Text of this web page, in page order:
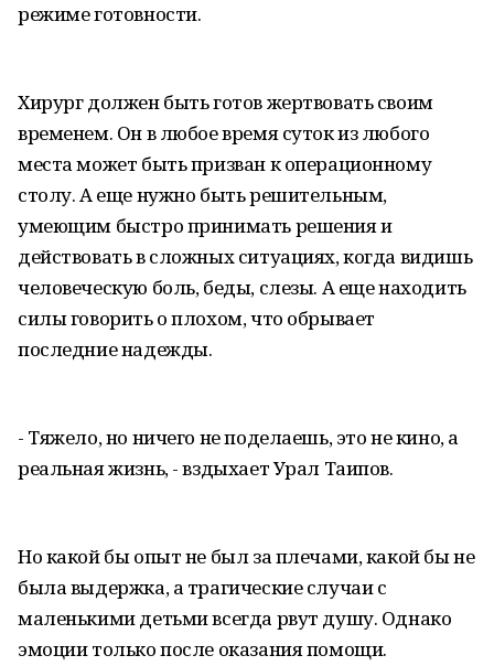
режиме готовности.
Хирург должен быть готов жертвовать своим
временем. Он в любое время суток из любого
места может быть призван к операционному
столу. А еще нужно быть решительным,
умеющим быстро принимать решения и
действовать в сложных ситуациях, когда видишь
человеческую боль, беды, слезы. А еще находить
силы говорить о плохом, что обрывает
последние надежды.
- Тяжело, но ничего не поделаешь, это не кино, а
реальная жизнь, - вздыхает Урал Таипов.
Но какой бы опыт не был за плечами, какой бы не
была выдержка, а трагические случаи с
маленькими детьми всегда рвут душу. Однако
эмоции только после оказания помощи.